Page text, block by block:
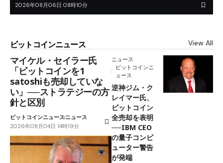
2026年08月06日 08時10分
ビットコインニュース View All
マイケル・セイラー氏
「ビットコインを1
satoshiも売却していな
い」──ストラテジーの方
針と区別
ビットコインニュースニュース
2026年08月04日 14時19分
ニュース
ビットコインニ
ュース
逆神ジム・ク
レイマー氏、
ビットコイン
全売却を表明
──IBM CEO
の量子コンピ
ューター警告
が発端